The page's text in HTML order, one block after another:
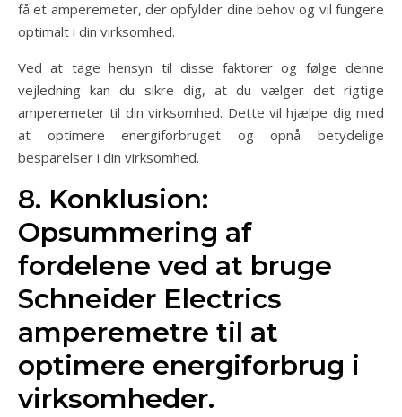
få et amperemeter, der opfylder dine behov og vil fungere
optimalt i din virksomhed.
Ved at tage hensyn til disse faktorer og følge denne
vejledning kan du sikre dig, at du vælger det rigtige
amperemeter til din virksomhed. Dette vil hjælpe dig med
at optimere energiforbruget og opnå betydelige
besparelser i din virksomhed.
8. Konklusion:
Opsummering af
fordelene ved at bruge
Schneider Electrics
amperemetre til at
optimere energiforbrug i
virksomheder.